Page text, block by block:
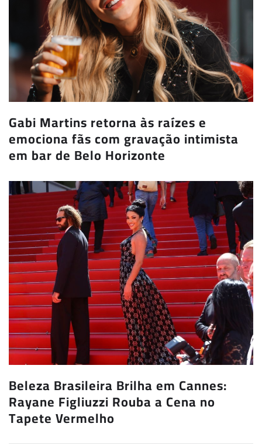
Gabi Martins retorna às raízes e
emociona fãs com gravação intimista
em bar de Belo Horizonte
Beleza Brasileira Brilha em Cannes:
Rayane Figliuzzi Rouba a Cena no
Tapete Vermelho